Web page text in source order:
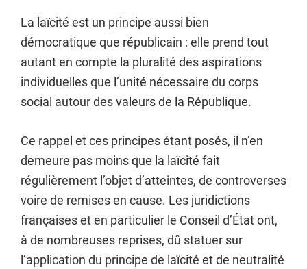
La laïcité est un principe aussi bien
démocratique que républicain : elle prend tout
autant en compte la pluralité des aspirations
individuelles que l’unité nécessaire du corps
social autour des valeurs de la République.
Ce rappel et ces principes étant posés, il n’en
demeure pas moins que la laïcité fait
régulièrement l’objet d’atteintes, de controverses
voire de remises en cause. Les juridictions
françaises et en particulier le Conseil d’État ont,
à de nombreuses reprises, dû statuer sur
l’application du principe de laïcité et de neutralité